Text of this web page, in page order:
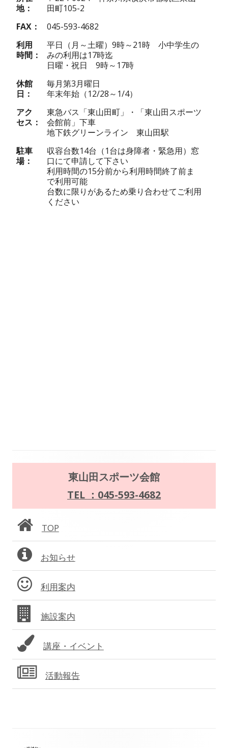
地
田町105-2
FAX
045-593-4682
利用
時間
平日（月～土曜）9時～21時 小中学生の
みの利用は17時迄
日曜・祝日 9時～17時
休館
日
毎月第3月曜日
年末年始（12/28～1/4）
アク
セス
東急バス「東山田町」・「東山田スポーツ
会館前」下車
地下鉄グリーンライン 東山田駅
駐車
場
収容台数14台（1台は身障者・緊急用）窓
口にて申請して下さい
利用時間の15分前から利用時間終了前ま
で利用可能
台数に限りがあるため乗り合わせてご利用
ください
ン
サ
イ
ド
バ
ー
東山田スポーツ会館
TEL ：045-593-4682
TOP
お知らせ
利用案内
施設案内
講座・イベント
活動報告